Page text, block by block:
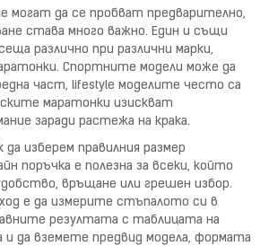
могат да се пробват предварително,
става много важно. Един и същи
различно при различни марки,
Спортните модели може да
част, lifestyle моделите често са
маратонки изискват
заради растежа на крака.
изберем правилния размер
поръчка е полезна за всеки, който
връщане или грешен избор.
е да измерите стъпалото си в
резултата с таблицата на
и да вземете предвид модела, формата